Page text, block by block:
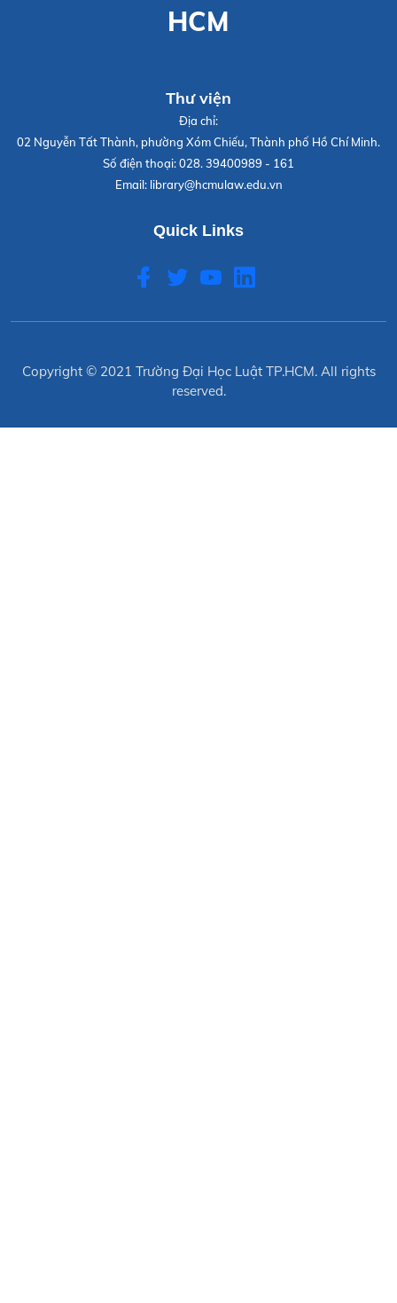
HCM
Thư viện
Địa chỉ:
02 Nguyễn Tất Thành, phường Xóm Chiếu, Thành phố Hồ Chí Minh.
Số điện thoại:028. 39400989 - 161
Email: library@hcmulaw.edu.vn
Quick Links
Copyright © 2021 Trường Đại Học Luật TP.HCM. All rights
reserved.